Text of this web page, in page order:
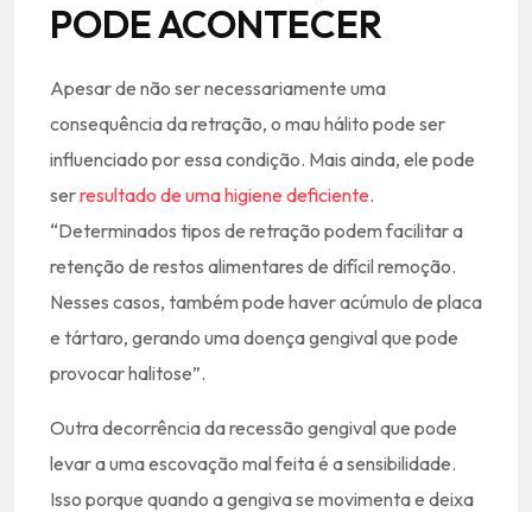
PODE ACONTECER
Apesar de não ser necessariamente uma
consequência da retração, o mau hálito pode ser
influenciado por essa condição. Mais ainda, ele pode
serresultado de uma higiene deficiente.
“Determinados tipos de retração podem facilitar a
retenção de restos alimentares de difícil remoção.
Nesses casos, também pode haver acúmulo de placa
e tártaro, gerando uma doença gengival que pode
provocar halitose”.
Outra decorrência da recessão gengival que pode
levar a uma escovação mal feita é a sensibilidade.
Isso porque quando a gengiva se movimenta e deixa